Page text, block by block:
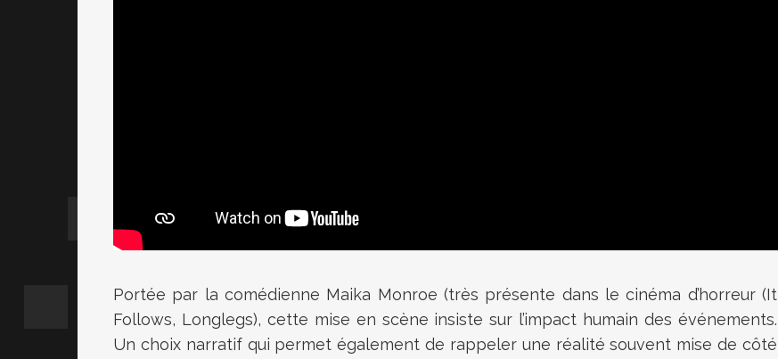
Portée par la comédienne Maika Monroe (très présente dans le cinéma d’horreur (It
Follows, Longlegs), cette mise en scène insiste sur l’impact humain des événements.
Un choix narratif qui permet également de rappeler une réalité souvent mise de côté